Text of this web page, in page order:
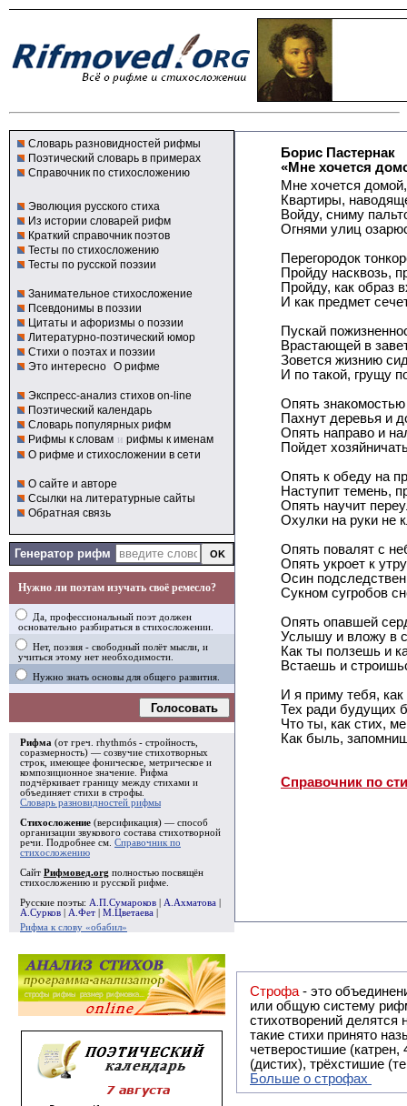
Словарь разновидностей рифмы
Поэтический словарь в примерах
Справочник по стихосложению
Эволюция русского стиха
Из истории словарей рифм
Краткий справочник поэтов
Тесты по стихосложению
Тесты по русской поэзии
Занимательное стихосложение
Псевдонимы в поэзии
Цитаты и афоризмы о поэзии
Литературно-поэтический юмор
Стихи о поэтах и поэзии
Это интересно О рифме
Экспресс-анализ стихов on-line
Поэтический календарь
Словарь популярных рифм
Рифмы к словам и рифмы к именам
О рифме и стихосложении в сети
О сайте и авторе
Ссылки на литературные сайты
Обратная связь
Генератор рифм
Нужно ли поэтам изучать своё ремесло?
Да, профессиональный поэт должен
основательно разбираться в стихосложении.
Нет, поэзия - свободный полёт мысли, и
учиться этому нет необходимости.
Нужно знать основы для общего развития.
Голосовать
Рифма (от греч. rhythmós - стройность,
соразмерность) — созвучие стихотворных
строк, имеющее фоническое, метрическое и
композиционное значение. Рифма
подчёркивает границу между стихами и
объединяет стихи в строфы
Словарь разновидностей рифмы
Стихосложение (версификация) — способ
организации звукового состава стихотворной
речи. Подробнее см. Справочник по
стихосложению
Сайт Рифмовед.org полностью посвящён
стихосложению и русской рифме.
Русские поэты: А.П.Сумароков А.Ахматова
А.Сурков
А.Фет М.Цветаева
Рифма к слову «обабил»
Борис Пастернак
«Мне хочется
Мне хочется
Квартиры,
Войду, сниму
Огнями улиц
Перегородок
Пройду насквозь,
Пройду, как образ
И как предмет
Пускай
Врастающей в
Зовется жизнию
И по такой, грущу
Опять
Пахнут деревья и
Опять направо и
Пойдет
Опять к обеду на
Наступит темень,
Опять научит
Охулки на руки не
Опять повалят с
Опять укроет к
Осин
Сукном сугробов
Опять опавшей
Услышу и вложу в
Как ты ползешь и
Встаешь и
И я приму тебя,
Тех ради будущих
Что ты, как стих,
Как быль,
Справочник по
Строфа - это объединение двух
или общую систему рифм, и регулярно или периодически
стихотворений делятся на строфы и т.о. являются строфическими.
такие стихи принято называть астрофическими. Самая популярная строфа в русской поэзии -
четверостишие
(дистих), трёхстишие
Больше о строфах